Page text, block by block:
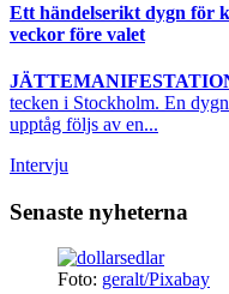
Ett händelserikt dygn för
veckor före valet
tecken i Stockholm. En
upptåg följs av en...
Intervju
Senaste nyheterna
Foto: geralt/Pixabay